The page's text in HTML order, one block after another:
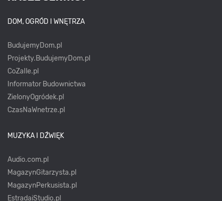
DOM, OGRÓD I WNĘTRZA
BudujemyDom.pl
Projekty.BudujemyDom.pl
CoZaIle.pl
Informator Budownictwa
ZielonyOgródek.pl
CzasNaWnetrze.pl
MUZYKA I DŹWIĘK
Audio.com.pl
MagazynGitarzysta.pl
MagazynPerkusista.pl
EstradaiStudio.pl